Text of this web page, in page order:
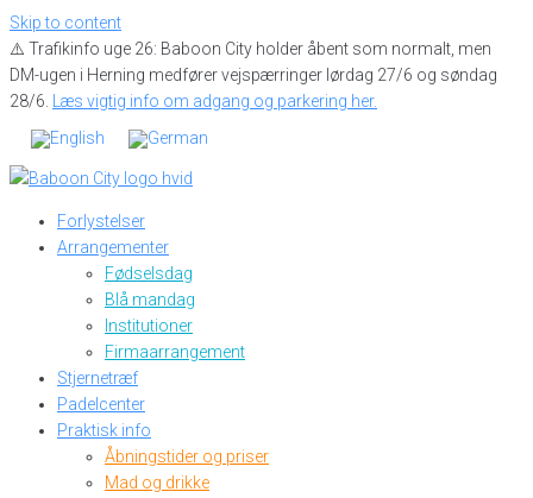
Skip to content
⚠️ Trafikinfo uge 26: Baboon City holder åbent som normalt, men
DM-ugen i Herning medfører vejspærringer lørdag 27/6 og søndag
28/6.
Læs vigtig info om adgang og parkering her.
Forlystelser
Arrangementer
Fødselsdag
Blå mandag
Institutioner
Firmaarrangement
Stjernetræf
Padelcenter
Praktisk info
Åbningstider og priser
Mad og drikke